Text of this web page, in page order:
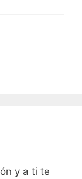
y a ti te